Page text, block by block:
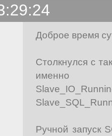
Доброе время
Столкнулся с
именно
Ручной запуск